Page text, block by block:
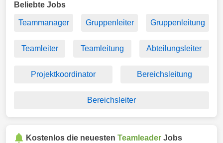
Beliebte Jobs
Teammanager Gruppenleiter Gruppenleitung
Teamleiter Teamleitung Abteilungsleiter
Projektkoordinator Bereichsleitung
Bereichsleiter
Kostenlos die neuesten Teamleader Jobs